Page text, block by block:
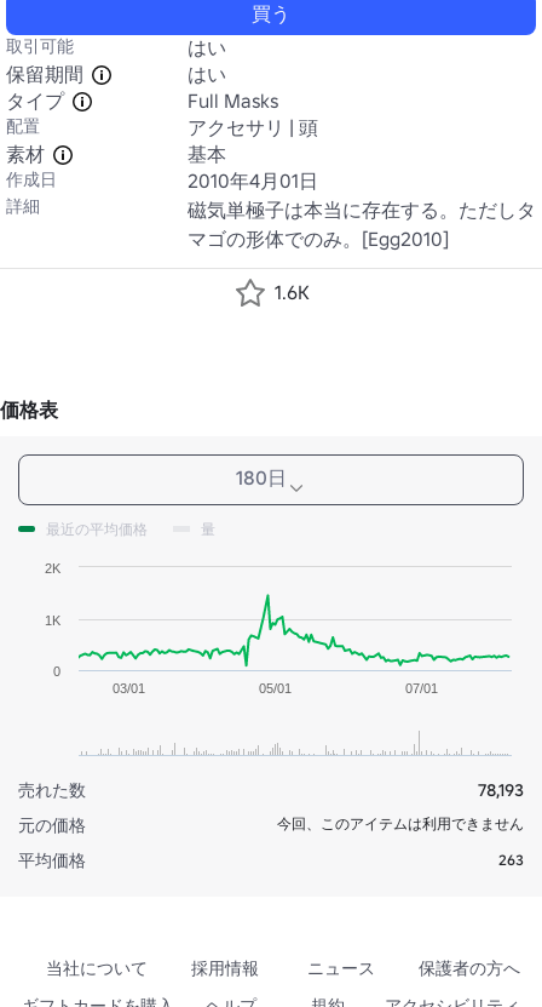
買う
取引可能
はい
保留期間
はい
タイプ
Full Masks
配置
アクセサリ | 頭
素材
基本
作成日 2010年4月01日
詳細
磁気単極子は本当に存在する。ただしタ
マゴの形体でのみ。[Egg2010]
1.6K
価格表
180日
最近の平均価格 量
03/01 05/01 07/01
0
1K
2K
売れた数
78,193
元の価格
今回、このアイテムは利用できません
平均価格 263
当社について 採用情報 ニュース
保護者の方へ